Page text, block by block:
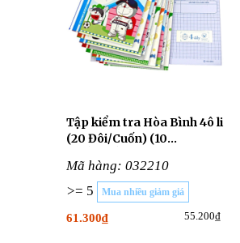
Tập kiểm tra Hòa Bình 4ô li
(20 Đôi/Cuốn) (10
Mã hàng: 032210
>= 5
Mua nhiều giảm giá
61.300₫ 55.200₫